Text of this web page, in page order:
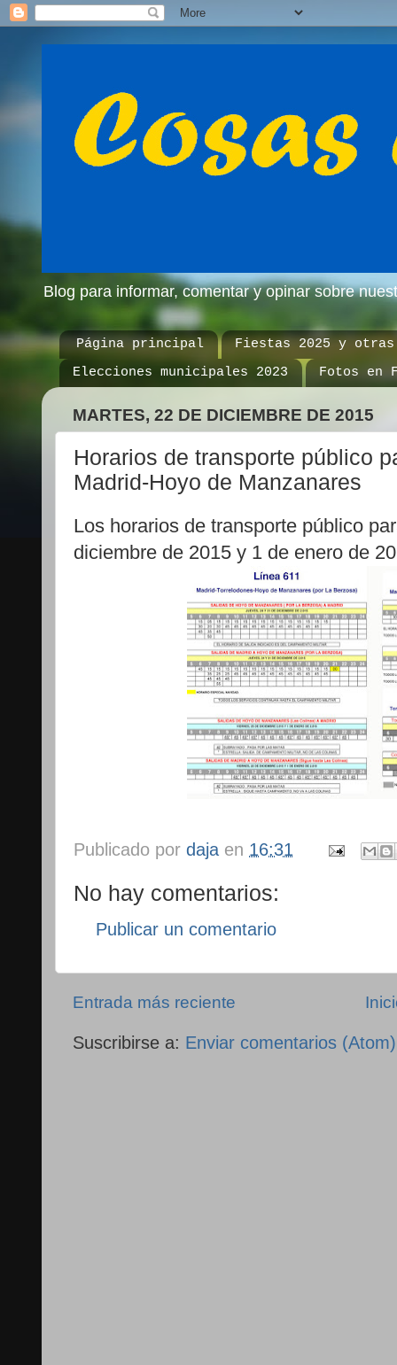
Blog para informar, comentar y opinar sobre
Página principal
Fiestas 2025 y otras
Elecciones municipales 2023
Fotos en
MARTES, 22 DE DICIEMBRE DE 2015
Horarios de transporte público
Madrid-Hoyo de Manzanares
Los horarios de transporte público
diciembre de 2015 y 1 de enero de
Publicado por daja en 16:31
No hay comentarios:
Publicar un comentario
Entrada más reciente
Suscribirse a: Enviar comentarios (Atom)